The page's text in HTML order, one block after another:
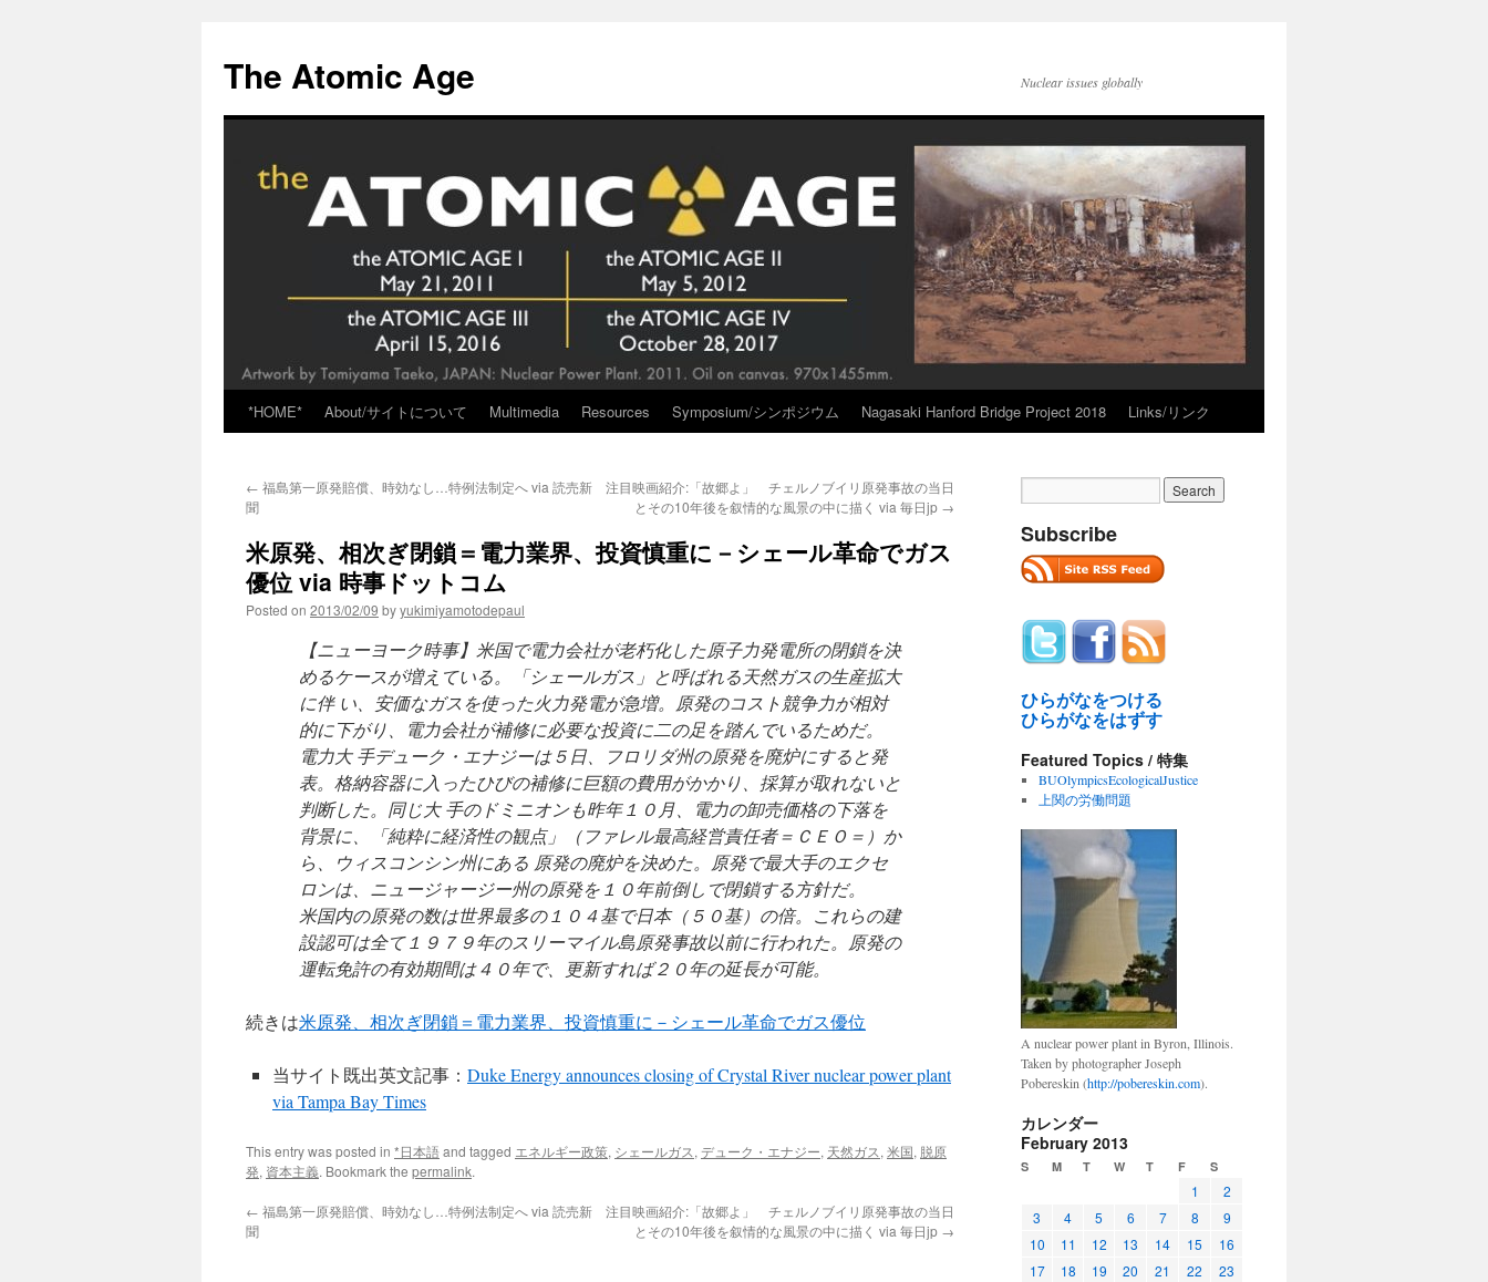
content
The Atomic Age Nuclear issues globally
*HOME* About/サイトについて Multimedia Resources Symposium/シンポジウム Nagasaki Hanford Bridge Project 2018 Links/リンク
← 福島第一原発賠償、時効なし…特例法制定へ via 読売新
聞
注目映画紹介:「故郷よ」 チェルノブイリ原発事故の当日
とその10年後を叙情的な風景の中に描く via 毎日jp →
米原発、相次ぎ閉鎖＝電力業界、投資慎重に－シェール革命でガス
優位 via 時事ドットコム
Posted on 2013/02/09 byyukimiyamotodepaul
【ニューヨーク時事】米国で電力会社が老朽化した原子力発電所の閉鎖を決
めるケースが増えている。「シェールガス」と呼ばれる天然ガスの生産拡大
に伴 い、安価なガスを使った火力発電が急増。原発のコスト競争力が相対
的に下がり、電力会社が補修に必要な投資に二の足を踏んでいるためだ。
電力大 手デューク・エナジーは５日、フロリダ州の原発を廃炉にすると発
表。格納容器に入ったひびの補修に巨額の費用がかかり、採算が取れないと
判断した。同じ大 手のドミニオンも昨年１０月、電力の卸売価格の下落を
背景に、「純粋に経済性の観点」（ファレル最高経営責任者＝ＣＥＯ＝）か
ら、ウィスコンシン州にある 原発の廃炉を決めた。原発で最大手のエクセ
ロンは、ニュージャージー州の原発を１０年前倒しで閉鎖する方針だ。
米国内の原発の数は世界最多の１０４基で日本（５０基）の倍。これらの建
設認可は全て１９７９年のスリーマイル島原発事故以前に行われた。原発の
運転免許の有効期間は４０年で、更新すれば２０年の延長が可能。
続きは米原発、相次ぎ閉鎖＝電力業界、投資慎重に－シェール革命でガス優位
当サイト既出英文記事： Duke Energy announces closing of Crystal River nuclear power plant
via Tampa Bay Times
This entry was posted in *日本語and tagged エネルギー政策, シェールガス, デューク・エナジー, 天然ガス, 米国, 脱原
発, 資本主義. Bookmark the permalink.
← 福島第一原発賠償、時効なし…特例法制定へ via 読売新
聞
注目映画紹介:「故郷よ」 チェルノブイリ原発事故の当日
とその10年後を叙情的な風景の中に描く via 毎日jp →
Subscribe
ひらがなをつける
ひらがなをはずす
Featured Topics / 特集
BUOlympicsEcologicalJustice
上関の労働問題
A nuclear power plant in Byron, Illinois.
Taken by photographer Joseph
Pobereskin (http://pobereskin.com).
カレンダー
February 2013
S M T W T F S
1
2
3
4 5 6 7 8
9
10
11 12 13 14 15
16
17
18 19 20 21 22
23